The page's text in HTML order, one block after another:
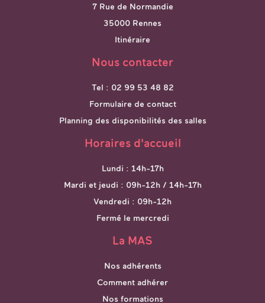
7 Rue de Normandie
35000 Rennes
Itinéraire
Nous contacter
Tel : 02 99 53 48 82
Formulaire de contact
Planning des disponibilités des salles
Horaires d'accueil
Lundi : 14h-17h
Mardi et jeudi : 09h-12h / 14h-17h
Vendredi : 09h-12h
Fermé le mercredi
La MAS
Nos adhérents
Comment adhérer
Nos formations